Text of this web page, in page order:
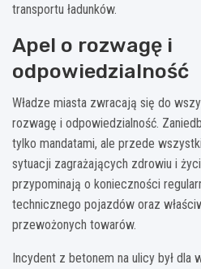
transportu ładunków.
Apel o rozwagę i
odpowiedzialność
Władze miasta zwracają się do
rozwagę i odpowiedzialność.
tylko mandatami, ale przede
sytuacji zagrażających zdrowiu i
przypominają o konieczności
technicznego pojazdów oraz
przewożonych towarów.
Incydent z betonem na ulicy był dla